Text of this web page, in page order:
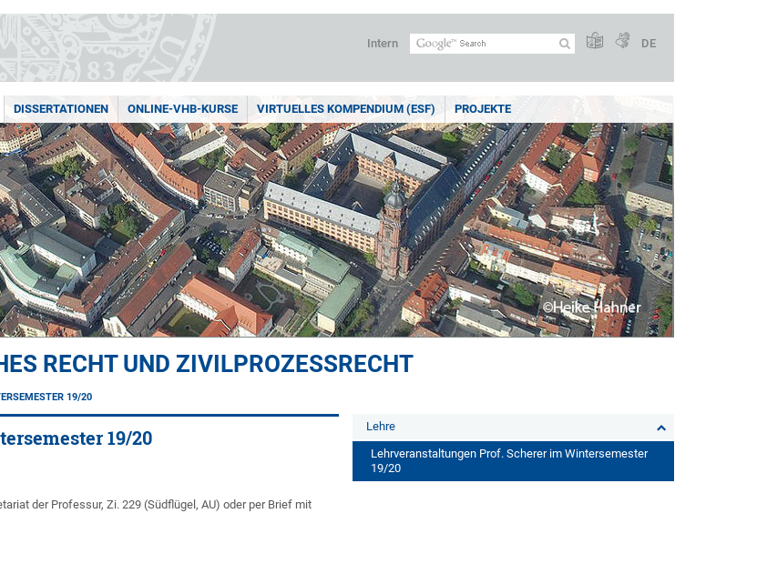
Intern DE
DISSERTATIONEN ONLINE-VHB-KURSE VIRTUELLES KOMPENDIUM (ESF) PROJEKTE
RECHT UND ZIVILPROZESSRECHT
19/20
19/20
der Professur, Zi. 229 (Südflügel, AU) oder per Brief mit
Lehre
Lehrveranstaltungen Prof. Scherer im Wintersemester
19/20